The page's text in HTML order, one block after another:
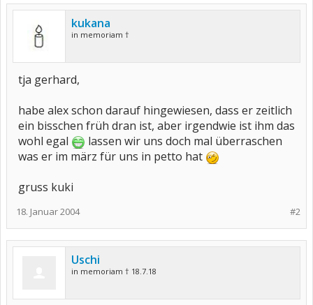
kukana
in memoriam †
tja gerhard,
habe alex schon darauf hingewiesen, dass er zeitlich
ein bisschen früh dran ist, aber irgendwie ist ihm das
wohl egal
lassen wir uns doch mal überraschen
was er im märz für uns in petto hat
gruss kuki
#2
18. Januar 2004
Uschi
in memoriam † 18.7.18